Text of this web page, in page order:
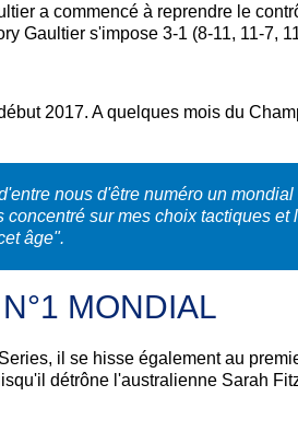
a commencé à reprendre le
Gaultier s'impose 3-1 (8-11, 11-7,
2017. A quelques mois du
nous d'être numéro un
sur mes choix tactiques
âge".
MONDIAL
il se hisse également au
détrône l'australienne Sarah